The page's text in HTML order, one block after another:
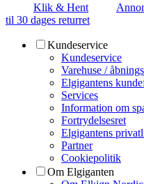
Klik & Hent
til 30 dages returret
Kundeservice
Kundeservice
Varehuse /
Elgigantens
Services
Information om
Fortrydelsesret
Elgigantens
Partner
Cookiepolitik
Om Elgiganten